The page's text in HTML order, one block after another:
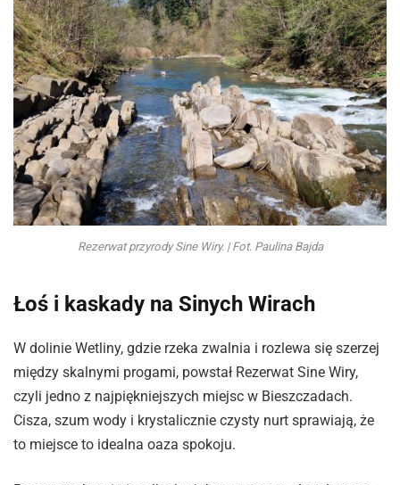
Rezerwat przyrody Sine Wiry. | Fot. Paulina Bajda
Łoś i kaskady na Sinych Wirach
W dolinie Wetliny, gdzie rzeka zwalnia i rozlewa się szerzej
między skalnymi progami, powstał Rezerwat Sine Wiry,
czyli jedno z najpiękniejszych miejsc w Bieszczadach.
Cisza, szum wody i krystalicznie czysty nurt sprawiają, że
to miejsce to idealna oaza spokoju.